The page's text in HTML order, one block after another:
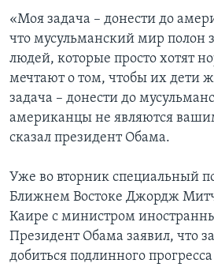
«Моя задача – донести до
что мусульманский мир полон
людей, которые просто хотят
мечтают о том, чтобы их дети
задача – донести до
американцы не являются
сказал президент Обама.
Уже во вторник специальный
Ближнем Востоке Джордж
Каире с министром
Президент Обама заявил, что
добиться подлинного